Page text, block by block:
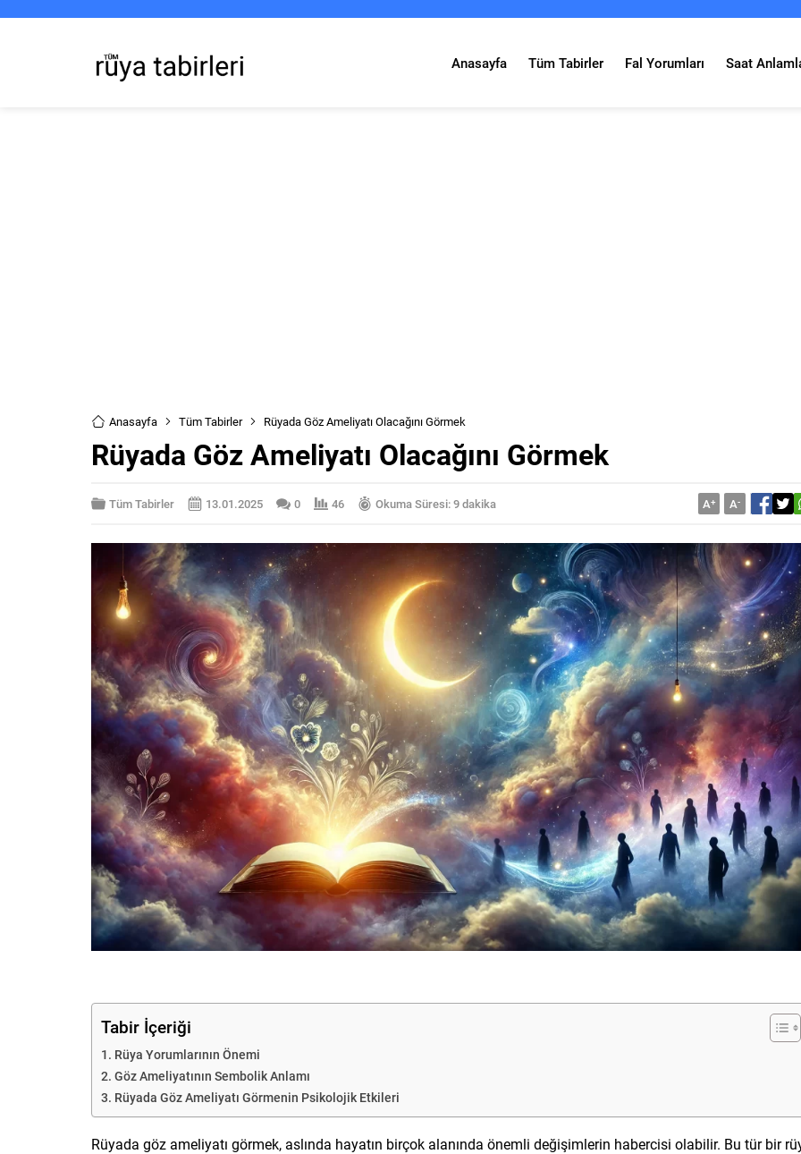
Anasayfa Tüm Tabirler Fal Yorumları Saat
Anasayfa Tüm Tabirler Rüyada Göz Ameliyatı Olacağını Görmek
Rüyada Göz Ameliyatı Olacağını Görmek
Tüm Tabirler 13.01.2025 0 46 Okuma Süresi: 9 dakika A+ A-
Tabir İçeriği
Rüya Yorumlarının Önemi
Göz Ameliyatının Sembolik Anlamı
Rüyada Göz Ameliyatı Görmenin Psikolojik Etkileri
Rüyada göz ameliyatı görmek, aslında hayatın birçok alanında önemli değişimlerin habercisi olabilir. Bu tür bir